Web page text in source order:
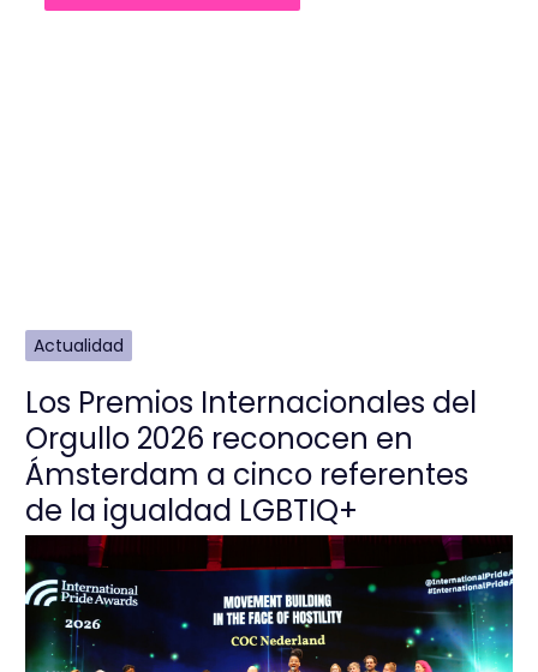
Actualidad
Los Premios Internacionales del
Orgullo 2026 reconocen en
Ámsterdam a cinco referentes
de la igualdad LGBTIQ+